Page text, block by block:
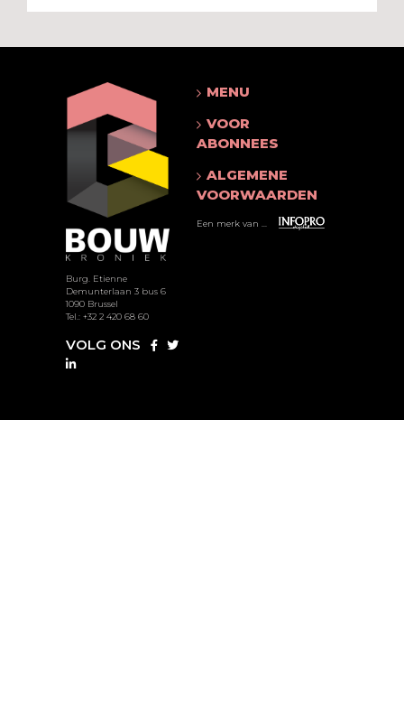
Burg. Etienne
Demunterlaan 3 bus 6
1090 Brussel
Tel.: +32 2 420 68 60
VOLG ONS
MENU
VOOR
ABONNEES
ALGEMENE
VOORWAARDEN
Een merk van ...